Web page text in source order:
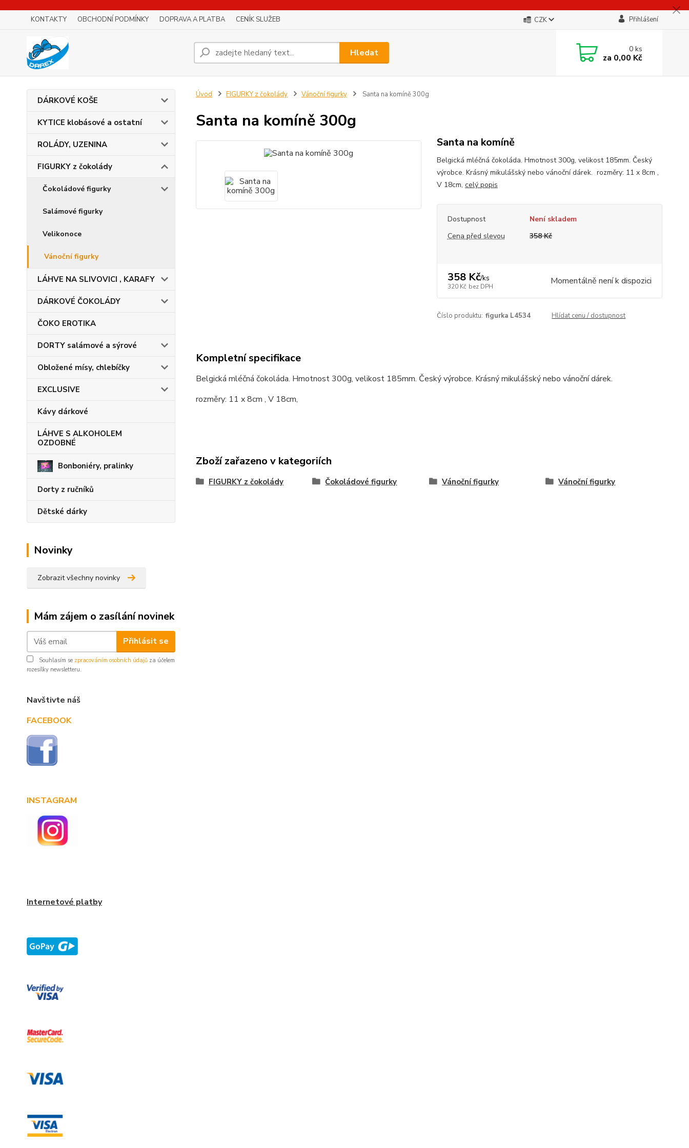
KONTAKTY OBCHODNÍ PODMÍNKY DOPRAVA A PLATBA CENÍK SLUŽEB CZK Přihlášení
Hledat 0ks
za 0,00 Kč
DÁRKOVÉ KOŠE
KYTICE klobásové a ostatní
ROLÁDY, UZENINA
FIGURKY z čokolády
Čokoládové figurky
Salámové figurky
Velikonoce
Vánoční figurky
LÁHVE NA SLIVOVICI , KARAFY
DÁRKOVÉ ČOKOLÁDY
ČOKO EROTIKA
DORTY salámové a sýrové
Obložené mísy, chlebíčky
EXCLUSIVE
Kávy dárkové
LÁHVE S ALKOHOLEM
OZDOBNÉ
Bonboniéry, pralinky
Dorty z ručníků
Dětské dárky
Novinky
Zobrazit všechny novinky
Mám zájem o zasílání novinek
Přihlásit se
Souhlasím se zpracováním osobních údajů za účelem
rozesílky newsletteru.
Navštivte náš
FACEBOOK
INSTAGRAM
Internetové platby
Úvod FIGURKY z čokolády Vánoční figurky Santa na komíně 300g
Santa na komíně 300g
Santa na komíně
Belgická mléčná čokoláda. Hmotnost 300g, velikost 185mm. Český
výrobce. Krásný mikulášský nebo vánoční dárek. rozměry: 11 x 8cm ,
V 18cm, celý popis
Dostupnost
Není skladem
Cena před slevou
358 Kč
358 Kč/ks
320 Kč bez DPH Momentálně není k dispozici
Číslo produktu: figurka L4534 Hlídat cenu / dostupnost
Kompletní specifikace
Belgická mléčná čokoláda. Hmotnost 300g, velikost 185mm. Český výrobce. Krásný mikulášský nebo vánoční dárek.
rozměry: 11 x 8cm , V 18cm,
Zboží zařazeno v kategoriích
FIGURKY z čokolády Čokoládové figurky Vánoční figurky Vánoční figurky